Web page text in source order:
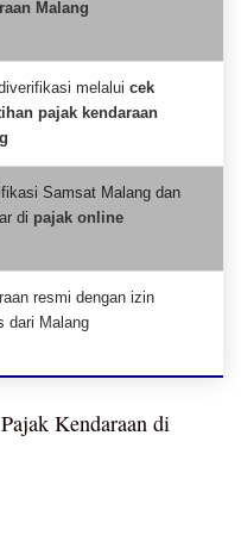
Malang
melalui cek
pajak kendaraan
Samsat Malang dan
di pajak online
resmi dengan izin
dari Malang
Kendaraan di